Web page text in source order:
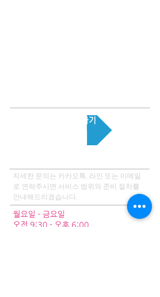
문의 하기
자세한 문의는 카카오톡, 라인 또는 이메일
로 연락주시면 서비스 범위와 준비 절차를
안내해드리겠습니다.
월요일 - 금요일
오전 9:30 - 오후 6:00